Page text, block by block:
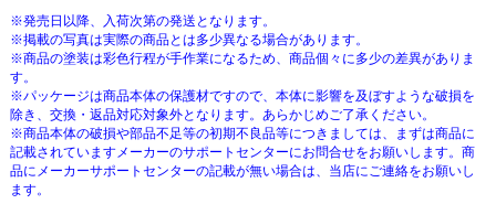
※発売日以降、入荷次第の発送となります。
※掲載の写真は実際の商品とは多少異なる場合があります。
※商品の塗装は彩色行程が手作業になるため、商品個々に多少の差異がありま
す。
※パッケージは商品本体の保護材ですので、本体に影響を及ぼすような破損を
除き、交換・返品対応対象外となります。あらかじめご了承ください。
※商品本体の破損や部品不足等の初期不良品等につきましては、まずは商品に
記載されていますメーカーのサポートセンターにお問合せをお願いします。商
品にメーカーサポートセンターの記載が無い場合は、当店にご連絡をお願いし
ます。